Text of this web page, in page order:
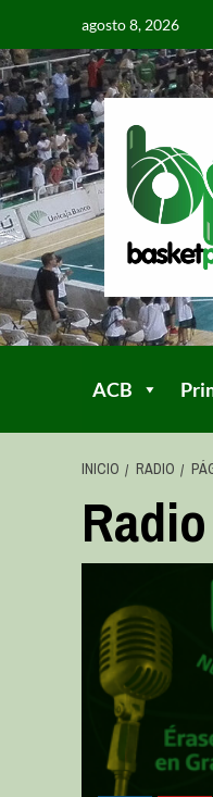
agosto 8, 2026
ACB
INICIO RADIO
Radio